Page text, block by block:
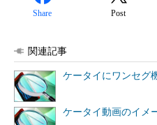
Share Post
関連記事
ケータイにワンセグ
ケータイ動画のイメ